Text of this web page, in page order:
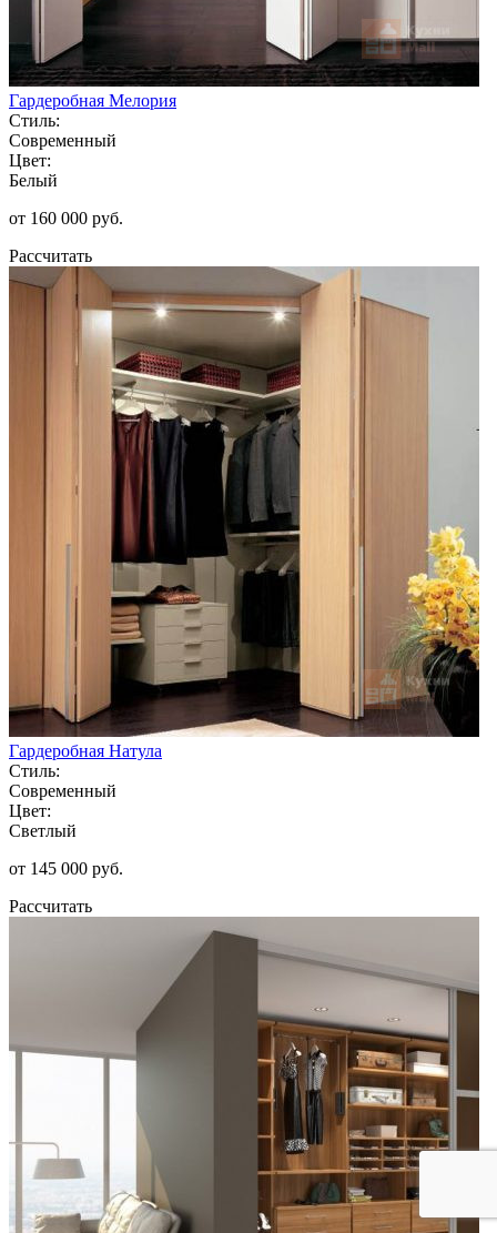
Гардеробная Мелория
Стиль:
Современный
Цвет:
Белый
от 160 000 руб.
Рассчитать
Гардеробная Натула
Стиль:
Современный
Цвет:
Светлый
от 145 000 руб.
Рассчитать